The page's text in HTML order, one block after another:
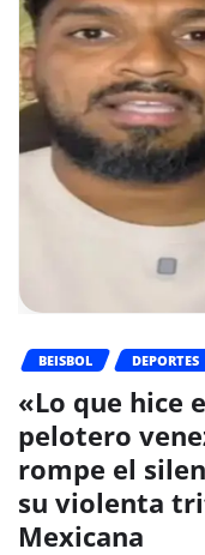
BEISBOL DEPORTES
«Lo que hice
pelotero
rompe el
su violenta
Mexicana